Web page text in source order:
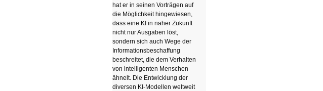
hat er in seinen Vorträgen auf
die Möglichkeit hingewiesen,
dass eine KI in naher Zukunft
nicht nur Ausgaben löst,
sondern sich auch Wege der
Informationsbeschaffung
beschreitet, die dem Verhalten
von intelligenten Menschen
ähnelt. Die Entwicklung der
diversen KI-Modellen weltweit